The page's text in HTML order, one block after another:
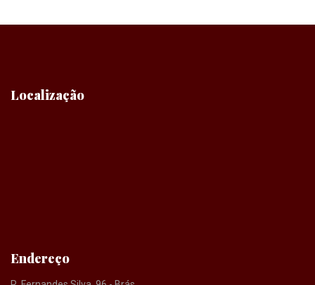
Localização
Endereço